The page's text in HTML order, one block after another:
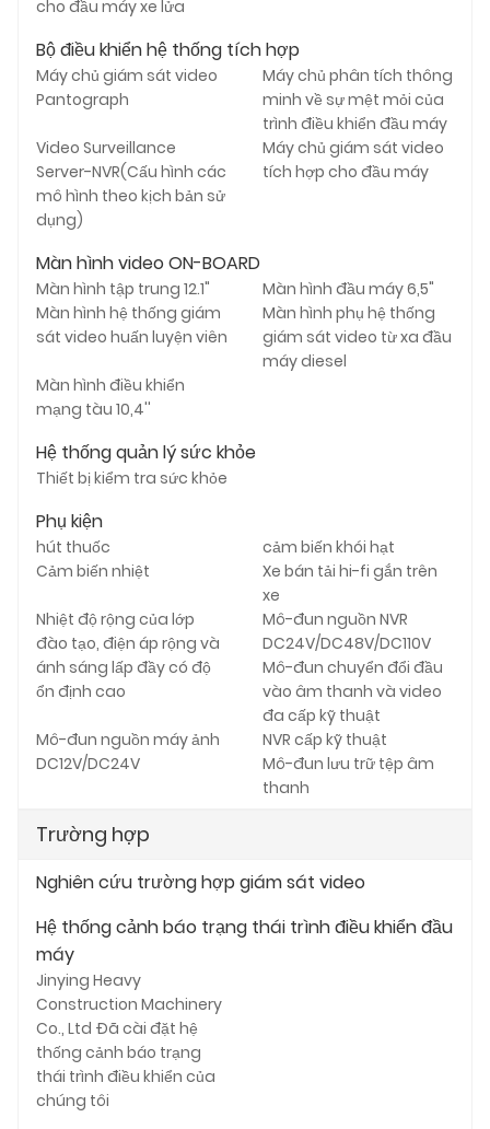
cho đầu máy xe lửa
Bộ điều khiển hệ thống tích hợp
Máy chủ giám sát video
Pantograph
Máy chủ phân tích thông
minh về sự mệt mỏi của
trình điều khiển đầu máy
Video Surveillance
Server-NVR(Cấu hình các
mô hình theo kịch bản sử
dụng)
Máy chủ giám sát video
tích hợp cho đầu máy
Màn hình video ON-BOARD
Màn hình tập trung 12.1"
Màn hình đầu máy 6,5"
Màn hình hệ thống giám
sát video huấn luyện viên
Màn hình phụ hệ thống
giám sát video từ xa đầu
máy diesel
Màn hình điều khiển
mạng tàu 10,4''
Hệ thống quản lý sức khỏe
Thiết bị kiểm tra sức khỏe
Phụ kiện
hút thuốc
cảm biến khói hạt
Cảm biến nhiệt
Xe bán tải hi-fi gắn trên
xe
Nhiệt độ rộng của lớp
đào tạo, điện áp rộng và
ánh sáng lấp đầy có độ
ổn định cao
Mô-đun nguồn NVR
DC24V/DC48V/DC110V
Mô-đun chuyển đổi đầu
vào âm thanh và video
đa cấp kỹ thuật
Mô-đun nguồn máy ảnh
DC12V/DC24V
NVR cấp kỹ thuật
Mô-đun lưu trữ tệp âm
thanh
Trường hợp
Nghiên cứu trường hợp giám sát video
Hệ thống cảnh báo trạng thái trình điều khiển đầu
máy
Jinying Heavy
Construction Machinery
Co., Ltd Đã cài đặt hệ
thống cảnh báo trạng
thái trình điều khiển của
chúng tôi